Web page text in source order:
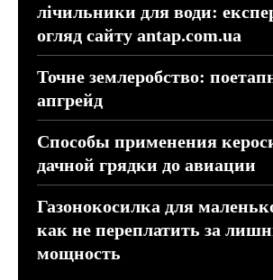
лічильники для води:
огляд сайту antap.com.ua
Точне землеробство:
апгрейд
Способы применения
дачной грядки до авиации
Газонокосилка для
как не переплатить за
мощность